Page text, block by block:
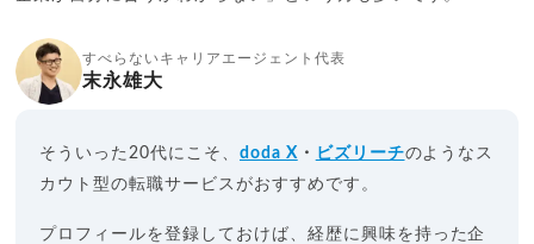
すべらないキャリアエージェント代表
末永雄大
そういった20代にこそ、 doda X・ ビズリーチのようなス
カウト型の転職サービスがおすすめです。
プロフィールを登録しておけば、経歴に興味を持った企